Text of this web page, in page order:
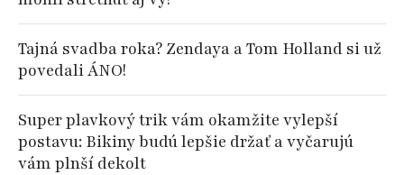
Tajná svadba roka? Zendaya a Tom Holland si už
povedali ÁNO!
Super plavkový trik vám okamžite vylepší
postavu: Bikiny budú lepšie držať a vyčarujú
vám plnší dekolt